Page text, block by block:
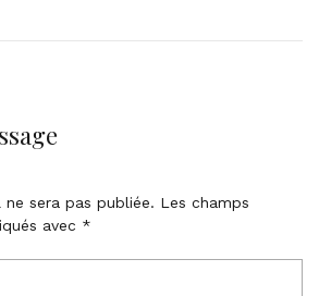
sera pas publiée. Les champs
avec *